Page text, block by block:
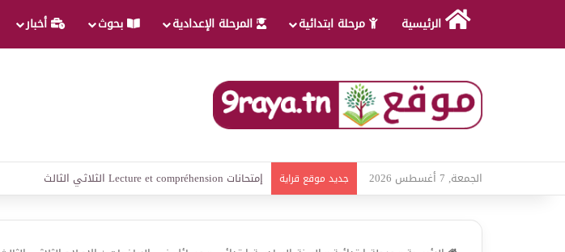
الرئيسية مرحلة ابتدائية المرحلة الإعدادية بحوث أخبار
الجمعة, 7 أغسطس 2026 جديد موقع قراية امتحانات قواعد لغة الثلاثي الثالث